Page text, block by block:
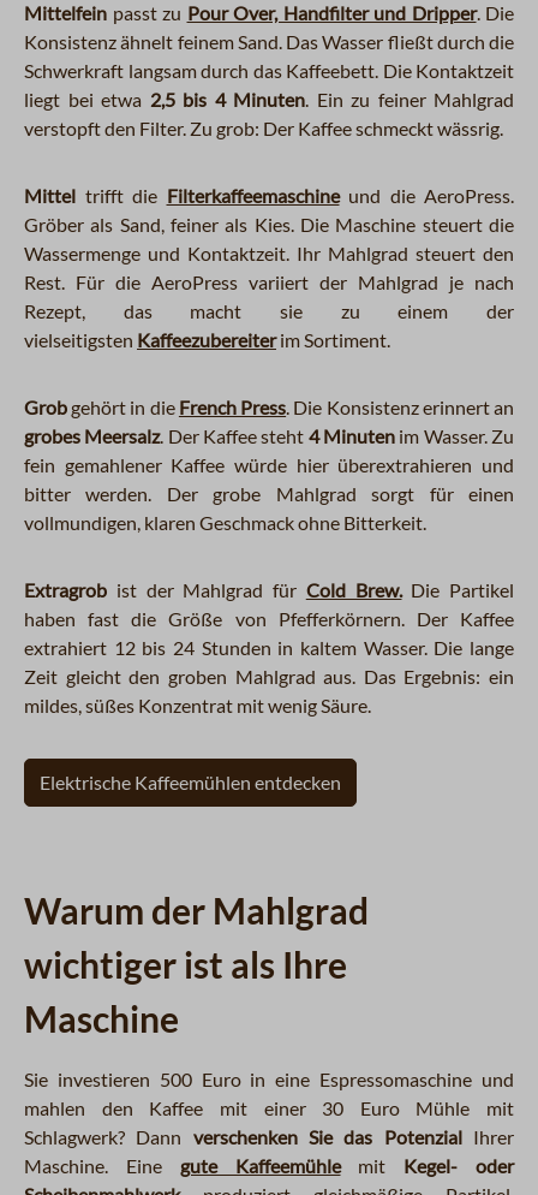
Mittelfein passt zu Pour Over, Handfilter und Dripper. Die
Konsistenz ähnelt feinem Sand. Das Wasser fließt durch die
Schwerkraft langsam durch das Kaffeebett. Die Kontaktzeit
liegt bei etwa 2,5 bis 4 Minuten. Ein zu feiner Mahlgrad
verstopft den Filter. Zu grob: Der Kaffee schmeckt wässrig.
Mittel trifft die Filterkaffeemaschineund die AeroPress.
Gröber als Sand, feiner als Kies. Die Maschine steuert die
Wassermenge und Kontaktzeit. Ihr Mahlgrad steuert den
Rest. Für die AeroPress variiert der Mahlgrad je nach
Rezept, das macht sie zu einem der
vielseitigsten Kaffeezubereiterim Sortiment.
Grobgehört in die French Press. Die Konsistenz erinnert an
grobes Meersalz. Der Kaffee steht 4 Minuten im Wasser. Zu
fein gemahlener Kaffee würde hier überextrahieren und
bitter werden. Der grobe Mahlgrad sorgt für einen
vollmundigen, klaren Geschmack ohne Bitterkeit.
Extragrob ist der Mahlgrad für Cold Brew.Die Partikel
haben fast die Größe von Pfefferkörnern. Der Kaffee
extrahiert 12 bis 24 Stunden in kaltem Wasser. Die lange
Zeit gleicht den groben Mahlgrad aus. Das Ergebnis: ein
mildes, süßes Konzentrat mit wenig Säure.
Elektrische Kaffeemühlen entdecken
Warum der Mahlgrad
wichtiger ist als Ihre
Maschine
Sie investieren 500 Euro in eine Espressomaschine und
mahlen den Kaffee mit einer 30 Euro Mühle mit
Schlagwerk? Dann verschenken Sie das PotenzialIhrer
Maschine. Eine gute Kaffeemühlemit Kegel- oder